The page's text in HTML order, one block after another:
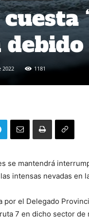
2022 1181
se mantendrá
intensas nevadas en
por el Delegado
7 en dicho sector